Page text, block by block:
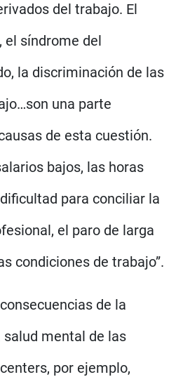
del trabajo. El
el síndrome del
la discriminación de las
una parte
de esta cuestión.
bajos, las horas
para conciliar la
el paro de larga
condiciones de trabajo”.
de la
mental de las
por ejemplo,